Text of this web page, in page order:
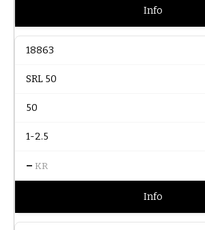
Info
18863
SRL 50
50
1-2.5
– KR
Info